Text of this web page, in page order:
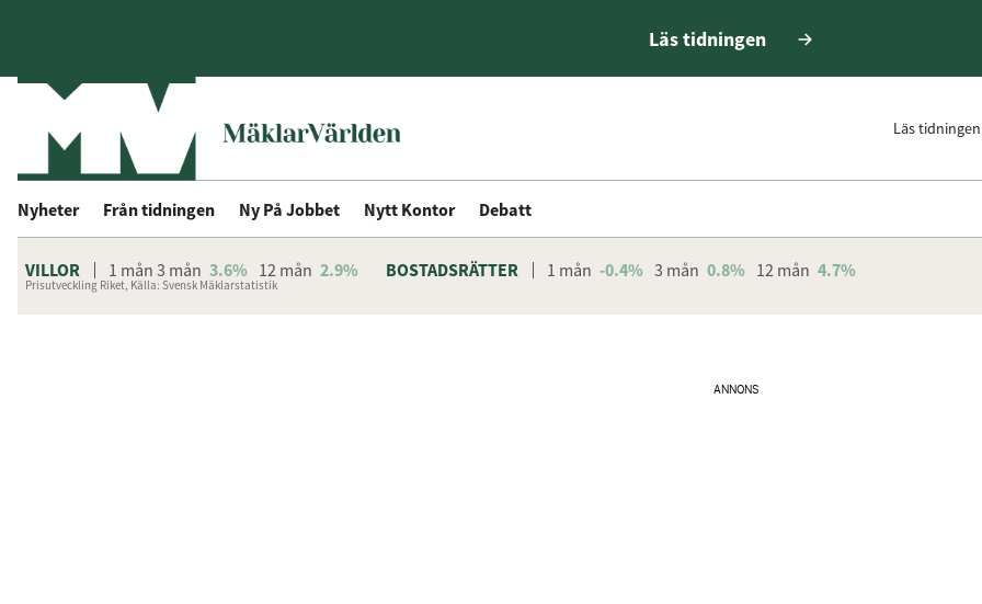
Läs tidningen
Läs tidningen
Nyheter Från tidningen Ny På Jobbet Nytt Kontor Debatt
VILLOR 1 mån 3 mån 3.6% 12 mån 2.9% BOSTADSRÄTTER 1 mån -0.4% 3 mån 0.8% 12 mån 4.7%
Prisutveckling Riket, Källa: Svensk Mäklarstatistik
ANNONS